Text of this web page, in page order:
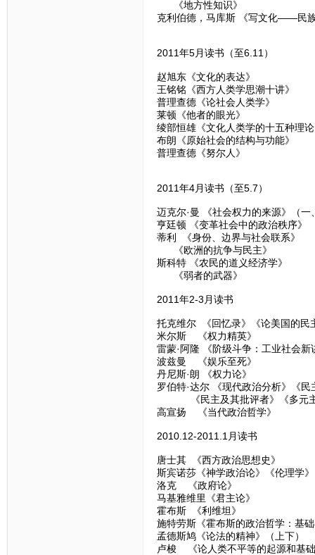
《地方性知识》
克利伯德，马库斯 《写文化——民
2011年5月读书（至6.11）
赵旭东《文化的表达》
王铭铭《西方人类学思潮十讲》
普理查德《论社会人类学》
莱顿《他者的眼光》
绫部恒雄《文化人类学的十五种理
布朗《原始社会的结构与功能》
普理查德《努尔人》
2011年4月读书（至5.7）
迈克尔·曼 《社会权力的来源》（一
亨廷顿 《变革社会中的政治秩序》
蒂利 《身份、边界与社会联系》
《欧洲的抗争与民主》
斯科特 《农民的道义经济学》
《弱者的武器》
2011年2-3月读书
托克维尔 《回忆录》《论美国的民
米尔斯 《权力精英》
雷蒙·阿隆 《阶级斗争：工业社会新
波兹曼 《娱乐至死》
丹尼斯·朗 《权力论》
罗伯特·达尔 《现代政治分析》《民
《民主及其批评者》《多元主
高宣扬 《当代政治哲学》
2010.12-2011.1月读书
唐士其 《西方政治思想史》
斯宾诺莎《神学政治论》《伦理学
洛克 《政府论》
马基雅维里《君主论》
霍布斯 《利维坦》
施特劳斯《霍布斯的政治哲学：基
孟德斯鸠《论法的精神》（上下）
卢梭 《论人类不平等的起源和基